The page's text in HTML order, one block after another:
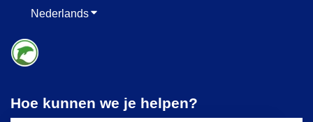
NederlandsSubmenu tonen voor vertalingen
Hoe kunnen we je helpen?